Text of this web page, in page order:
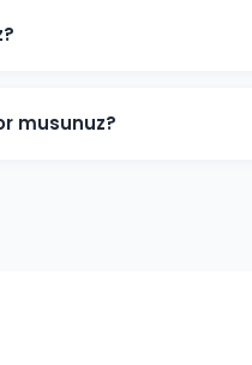
hedeflenebilir. Önce
Google'a hitap edecek
musunuz?